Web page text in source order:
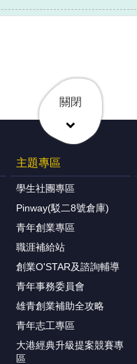
關閉
主題專區
學生社團專區
Pinway(駁二8號倉庫)
青年創業專區
職涯補給站
創業O'STAR及諮詢輔導
青年事務委員會
雄青創業補助全攻略
青年志工專區
大港經典升級提案競賽專
區